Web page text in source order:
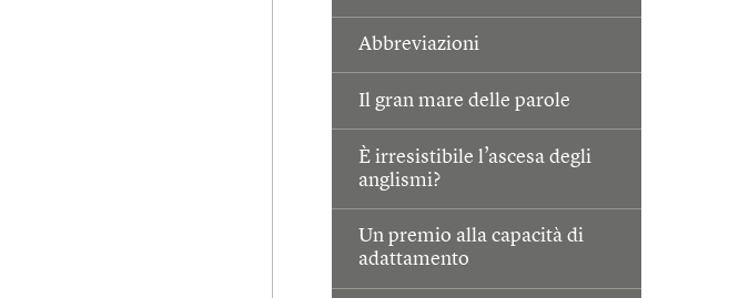
Abbreviazioni
Il gran mare delle parole
È irresistibile l’ascesa degli
anglismi?
Un premio alla capacità di
adattamento